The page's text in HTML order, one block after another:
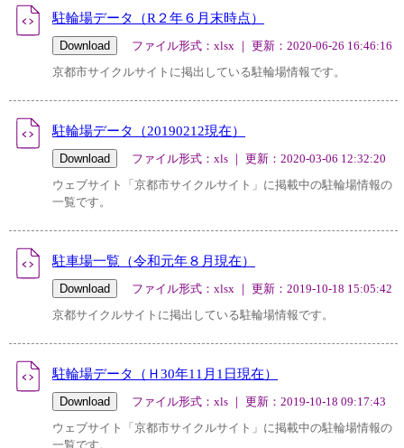
駐輪場データ（R２年６月末時点）
ファイル形式：xlsx ｜ 更新：2020-06-26 16:46:16
京都市サイクルサイトに掲出している駐輪場情報です。
駐輪場データ（20190212現在）
ファイル形式：xls ｜ 更新：2020-03-06 12:32:20
ウェブサイト「京都市サイクルサイト」に掲載中の駐輪場情報の
一覧です。
駐車場一覧（令和元年８月現在）
ファイル形式：xlsx ｜ 更新：2019-10-18 15:05:42
京都サイクルサイトに掲出している駐輪場情報です。
駐輪場データ（Ｈ30年11月1日現在）
ファイル形式：xls ｜ 更新：2019-10-18 09:17:43
ウェブサイト「京都市サイクルサイト」に掲載中の駐輪場情報の
一覧です。